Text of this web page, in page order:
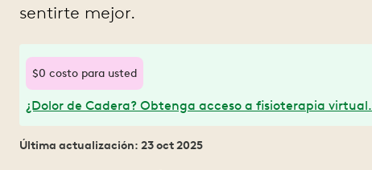
sentirte mejor.
$0 costo para usted
¿Dolor de Cadera? Obtenga acceso a fisioterapia virtual.
Última actualización: 23 oct 2025